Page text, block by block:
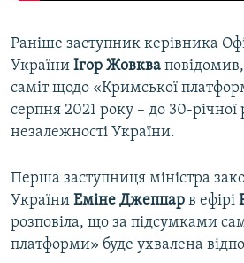
Раніше заступник керівника
України Ігор Жовква
саміт щодо «Кримської
серпня 2021 року – до 30-річної
незалежності України.
Перша заступниця міністра
України Еміне Джеппар в ефірі
розповіла, що за підсумками
платформи» буде ухвалена